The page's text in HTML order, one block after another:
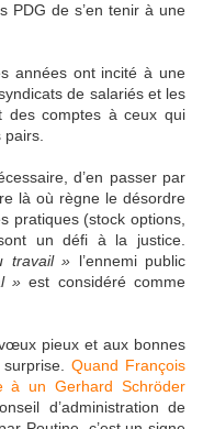
PDG de s’en tenir à une
années ont incité à une
de salariés et les
des comptes à ceux qui
pairs.
d’en passer par
là où règne le désordre
pratiques (stock options,
un défi à la justice.
travail » l’ennemi public
» est considéré comme
pieux et aux bonnes
Quand François
à un Gerhard Schröder
d’administration de